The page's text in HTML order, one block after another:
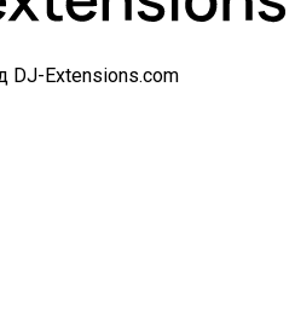
DJ-Extensions.com